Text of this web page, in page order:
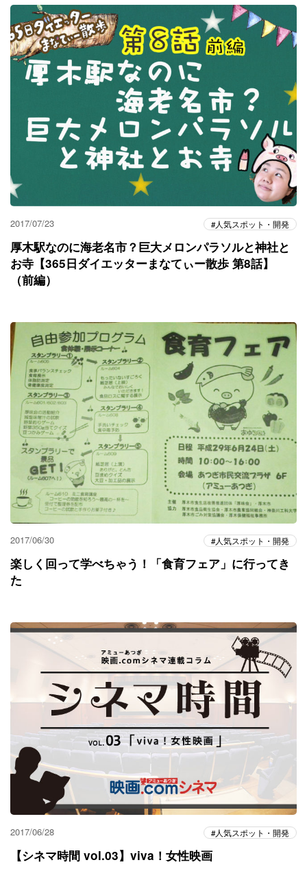
2017/07/23 人気スポット・開発
厚木駅なのに海老名市？巨大メロンパラソルと神社と
お寺【365日ダイエッターまなてぃー散歩 第8話】
（前編）
2017/06/30 人気スポット・開発
楽しく回って学べちゃう！「食育フェア」に行ってき
た
2017/06/28 人気スポット・開発
【シネマ時間 vol.03】viva！女性映画